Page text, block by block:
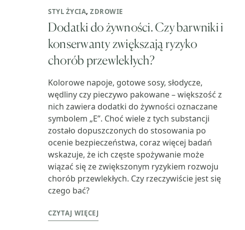
STYL ŻYCIA,ZDROWIE
Dodatki do żywności. Czy barwniki i
konserwanty zwiększają ryzyko
chorób przewlekłych?
Kolorowe napoje, gotowe sosy, słodycze,
wędliny czy pieczywo pakowane – większość z
nich zawiera dodatki do żywności oznaczane
symbolem „E”. Choć wiele z tych substancji
zostało dopuszczonych do stosowania po
ocenie bezpieczeństwa, coraz więcej badań
wskazuje, że ich częste spożywanie może
wiązać się ze zwiększonym ryzykiem rozwoju
chorób przewlekłych. Czy rzeczywiście jest się
czego bać?
CZYTAJ WIĘCEJ